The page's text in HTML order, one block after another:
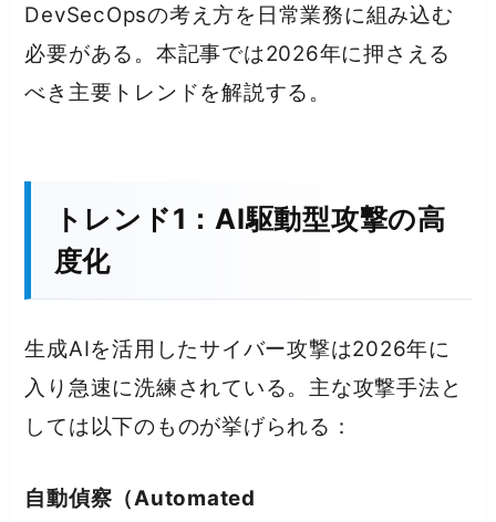
DevSecOpsの考え方を日常業務に組み込む
必要がある。本記事では2026年に押さえる
べき主要トレンドを解説する。
トレンド1：AI駆動型攻撃の高
度化
生成AIを活用したサイバー攻撃は2026年に
入り急速に洗練されている。主な攻撃手法と
しては以下のものが挙げられる：
自動偵察（Automated